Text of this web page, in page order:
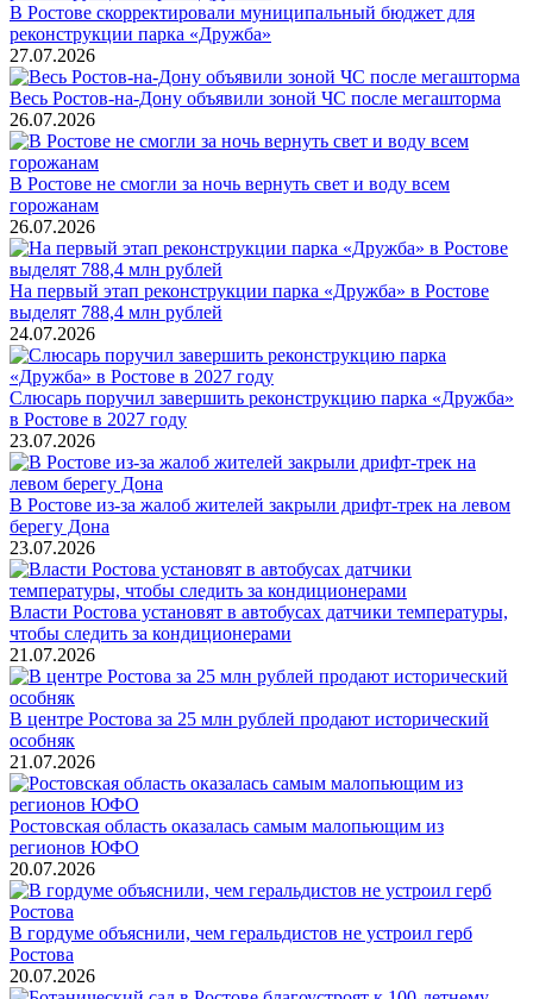
В Ростове скорректировали муниципальный бюджет для
реконструкции парка «Дружба»
27.07.2026
Весь Ростов-на-Дону объявили зоной ЧС после мегашторма
26.07.2026
В Ростове не смогли за ночь вернуть свет и воду всем
горожанам
26.07.2026
На первый этап реконструкции парка «Дружба» в Ростове
выделят 788,4 млн рублей
24.07.2026
Слюсарь поручил завершить реконструкцию парка «Дружба»
в Ростове в 2027 году
23.07.2026
В Ростове из-за жалоб жителей закрыли дрифт-трек на левом
берегу Дона
23.07.2026
Власти Ростова установят в автобусах датчики температуры,
чтобы следить за кондиционерами
21.07.2026
В центре Ростова за 25 млн рублей продают исторический
особняк
21.07.2026
Ростовская область оказалась самым малопьющим из
регионов ЮФО
20.07.2026
В гордуме объяснили, чем геральдистов не устроил герб
Ростова
20.07.2026